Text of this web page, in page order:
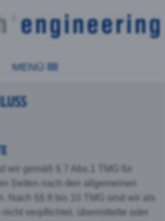
MENÜ
wir gemäß § 7 Abs.1 TMG für
Seiten nach den allgemeinen
Nach §§ 8 bis 10 TMG sind wir als
verpflichtet, übermittelte oder